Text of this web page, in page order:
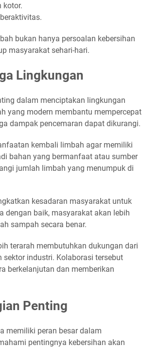
kotor.
bukan hanya persoalan kebersihan
masyarakat sehari-hari.
Lingkungan
dalam menciptakan lingkungan
yang modern membantu mempercepat
dampak pencemaran dapat dikurangi.
kembali limbah agar memiliki
bahan yang bermanfaat atau sumber
jumlah limbah yang menumpuk di
kesadaran masyarakat untuk
dengan baik, masyarakat akan lebih
sampah secara benar.
terarah membutuhkan dukungan dari
sektor industri. Kolaborasi tersebut
berkelanjutan dan memberikan
Penting
memiliki peran besar dalam
pentingnya kebersihan akan